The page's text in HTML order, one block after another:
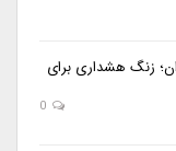
زنگ هشداری برای